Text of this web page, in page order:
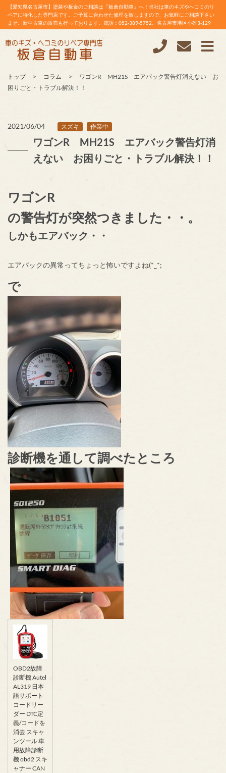
【愛知県名古屋市】塗装や板金のご相談は『板倉自動車』へ！当社は車のキズやヘコミのリ
ペアに特化した専門店です。ご予算に合わせた修理を致しますので、お気軽にご相談下さい
ませ。新中古車の販売も行っております。電話：052-389-5752。名古屋市港区小碓3-129
トップ コラム
ワゴンR MH21S エアバック警告灯消えない お
困りごと・トラブル解決！！
2021/06/04 スズキ 作業中
ワゴンR MH21S エアバック警告灯消
えない お困りごと・トラブル解決！！
ワゴンR
の警告灯が突然つきました・・。
しかもエアバック・・
エアバックの異常ってちょっと怖いですよね(*_*;
で
診断機を通して調べたところ
OBD2故障
診断機 Autel
AL319 日本
語サポート
コードリー
ダー DTC定
義/コードを
消去 スキャ
ンツール 車
用故障診断
機 obd2 スキ
ャナー CAN